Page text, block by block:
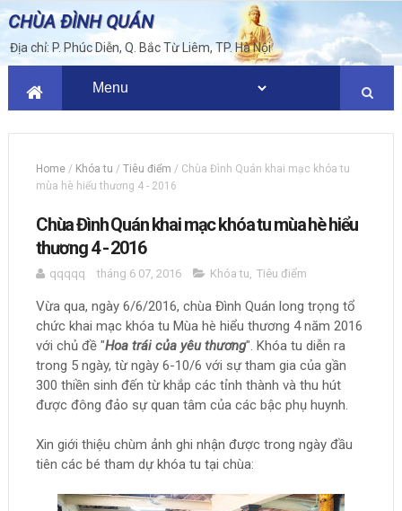
CHÙA ĐÌNH QUÁN
Địa chỉ: P. Phúc Diễn, Q. Bắc Từ Liêm, TP. Hà Nội
Home / Khóa tu / Tiêu điểm / Chùa Đình Quán khai mạc khóa tu
mùa hè hiểu thương 4 - 2016
Chùa Đình Quán khai mạc khóa tu mùa hè hiểu
thương 4 - 2016
qqqqq tháng 6 07, 2016 Khóa tu, Tiêu điểm
Vừa qua, ngày 6/6/2016, chùa Đình Quán long trọng tổ
chức khai mạc khóa tu Mùa hè hiểu thương 4 năm 2016
với chủ đề "Hoa trái của yêu thương". Khóa tu diễn ra
trong 5 ngày, từ ngày 6-10/6 với sự tham gia của gần
300 thiền sinh đến từ khắp các tỉnh thành và thu hút
được đông đảo sự quan tâm của các bậc phụ huynh.
Xin giới thiệu chùm ảnh ghi nhận được trong ngày đầu
tiên các bé tham dự khóa tu tại chùa: